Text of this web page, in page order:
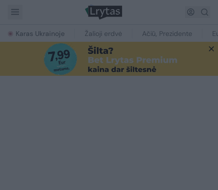
Karas Ukrainoje Žalioji erdvė Ačiū, Prezidente